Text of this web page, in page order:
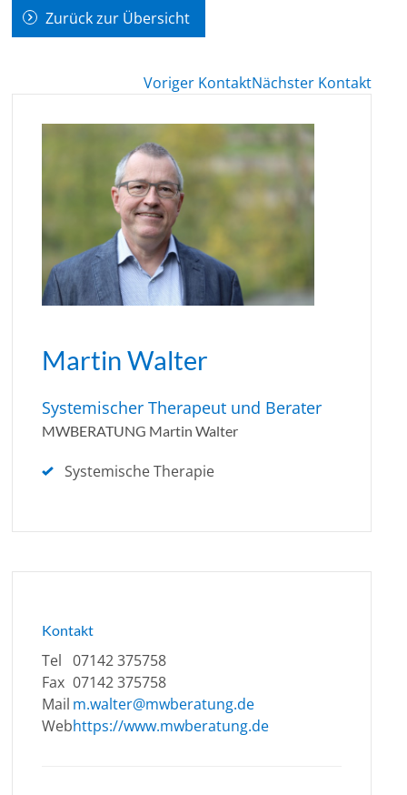
Zurück zur Übersicht
Voriger KontaktNächster Kontakt
Martin Walter
Systemischer Therapeut und Berater
MWBERATUNG Martin Walter
Systemische Therapie
Kontakt
Tel 07142 375758
Fax 07142 375758
Mail m.walter@mwberatung.de
Webhttps://www.mwberatung.de